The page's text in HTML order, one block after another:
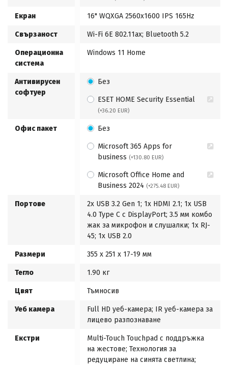
Екран 16" WQXGA 2560x1600 IPS 165Hz
Свързаност Wi-Fi 6E 802.11ax; Bluetooth 5.2
Операционна
система
Windows 11 Home
Антивирусен
софтуер
Без
ESET HOME Security Essential
(+36.20 EUR)
Офис пакет Без
Microsoft 365 Apps for
business (+130.80 EUR)
Microsoft Office Home and
Business 2024 (+275.48 EUR)
Портове
2x USB 3.2 Gen 1; 1x HDMI 2.1; 1x USB
4.0 Type C с DisplayPort; 3.5 мм комбо
жак за микрофон и слушалки; 1x RJ-
45; 1x USB 2.0
Размери 355 x 251 x 17-19 мм
Тегло 1.90 кг
Цвят Тъмносив
Уеб камера
Full HD уеб-камера; IR уеб-камера за
лицево разпознаване
Екстри
Multi-Touch Touchpad с поддръжка
на жестове; Технология за
редуциране на синята светлина;